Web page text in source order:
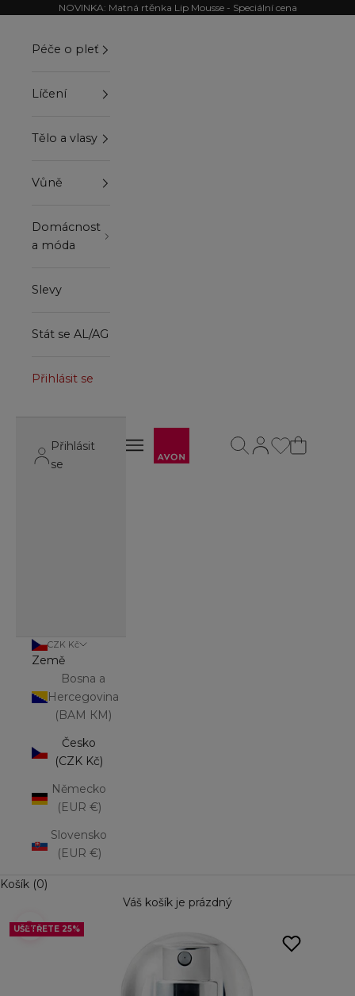
Přejít na obsahNOVINKA: Matná rtěnka Lip Mousse - Speciální cena
Otevřít navigační menu
Otevřít navigační menu
Otevřít stránku
Otevřít vyhledávání
Péče o pleť
Líčení
Tělo a vlasy
Vůně
Domácnost
a móda
Slevy
Stát se AL/AG
Přihlásit se
Přihlásit
se
CZK Kč
Země
Bosna a
Hercegovina
(BAM КМ)
Česko
(CZK Kč)
Německo
(EUR €)
Slovensko
(EUR €)
Košík (0)
Váš košík je prázdný
Přiblížit
UŠETŘETE 25%
UŠETŘETE 25%
UŠETŘETE 25%
UŠETŘETE 25%
UŠETŘETE 25%